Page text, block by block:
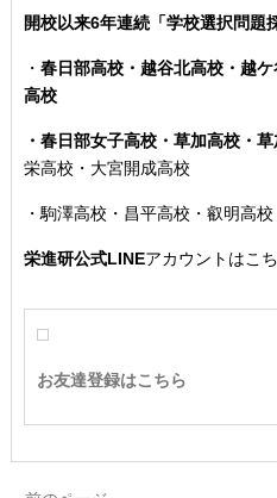
開校以来6年連続「学校選択問題
・ 春日部高校・越谷北高校・越
高校
・春日部女子高校・草加高校・草
栄高校・大宮開成高校
・駒澤高校・昌平高校・叡明高
栄進研公式LINEアカウントはこ
お友達登録はこちら